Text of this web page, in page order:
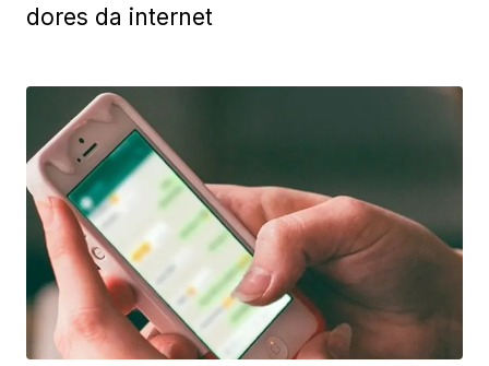
dores da internet